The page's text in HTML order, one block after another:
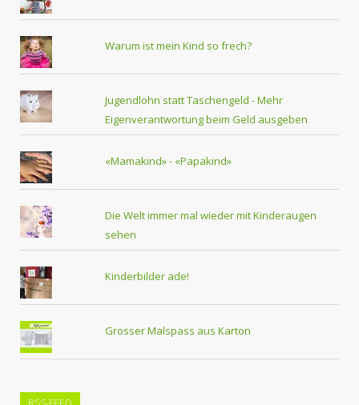
Warum ist mein Kind so frech?
Jugendlohn statt Taschengeld - Mehr
Eigenverantwortung beim Geld ausgeben
«Mamakind» - «Papakind»
Die Welt immer mal wieder mit Kinderaugen
sehen
Kinderbilder ade!
Grosser Malspass aus Karton